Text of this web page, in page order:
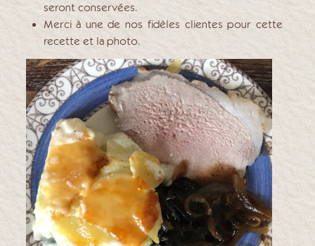
seront conservées.
Merci à une de nos fidèles clientes pour cette
recette et la photo.